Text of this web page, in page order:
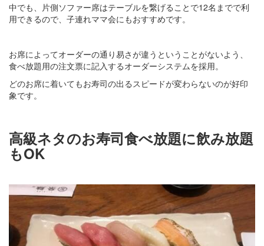
中でも、片側ソファー席はテーブルを繋げることで12名までで利
用できるので、子連れママ会にもおすすめです。
お席によってオーダーの通り易さが違うということがないよう、
食べ放題用の注文票に記入するオーダーシステムを採用。
どのお席に着いてもお寿司の出るスピードが変わらないのが好印
象です。
高級ネタのお寿司食べ放題に飲み放題
もOK